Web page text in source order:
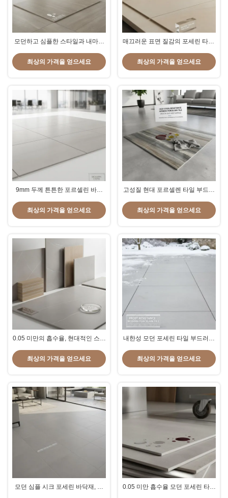
모던하고 심플한 스타일과 내마모
식 포세린 타일, 통행량이 많은 공
최상의 가격을 얻으세요
매끄러운 표면 질감의 포세린 타일,
제공합니다.
최상의 가격을 얻으세요
9mm 두께 튼튼한 포르셀린 바닥
는 무거운 견딜 수 있도록 설계되어
우아한 바닥 솔루션을 제공합니다.
최상의 가격을 얻으세요
고성질 현대 포르셀렌 타일 부드러
세련된 인테리어를 위해 설계
최상의 가격을 얻으세요
0.05 미만의 흡수율, 현대적인 스타
디자인 특징 제공
최상의 가격을 얻으세요
내한성 모던 포세린 타일 부드러운
제공
최상의 가격을 얻으세요
모던 심플 시크 포세린 바닥재, 내
0.05 미만 흡수율 모던 포세린 타일